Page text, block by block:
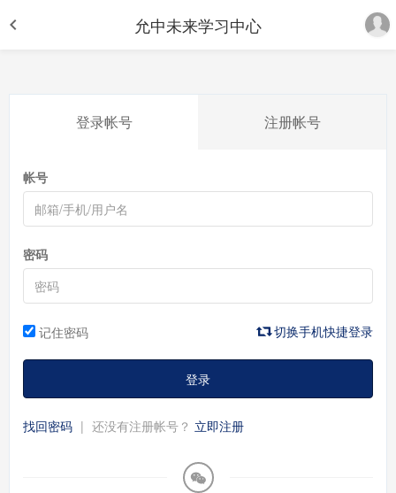
允中未来学习中心
登录帐号 注册帐号
帐号
密码
记住密码 切换手机快捷登录
登录
找回密码 | 还没有注册帐号？ 立即注册